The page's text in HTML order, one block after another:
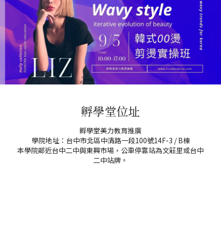
孵學堂位址
孵學堂美力教育推廣
學院地址：台中市北區中清路一段100號14F-3 / B棟
本學院鄰近台中二中與東興市場，公車停靠站為文莊里或台中
二中站牌。